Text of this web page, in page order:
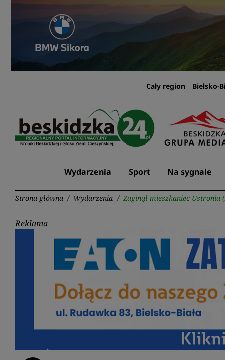
Przejdź
Cały region Bielsko-
Wydarzenia Sport Na sygnale
Strona główna / Wydarzenia / Zaginął mieszkaniec Ustronia
Reklama